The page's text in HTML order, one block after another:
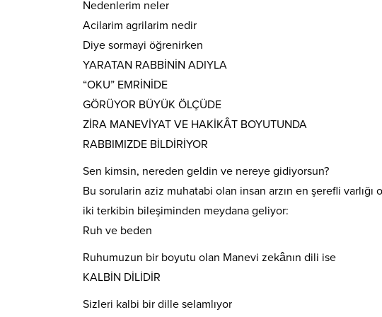
Nedenlerim neler
Acilarim agrilarim nedir
Diye sormayi öğrenirken
YARATAN RABBİNİN ADIYLA
“OKU” EMRİNİDE
GÖRÜYOR BÜYÜK ÖLÇÜDE
ZİRA MANEVİYAT VE HAKİKÂT BOYUTUNDA
RABBIMIZDE BİLDİRİYOR
Sen kimsin, nereden geldin ve nereye gidiyorsun?
Bu sorularin aziz muhatabi olan insan arzın en şerefli
iki terkibin bileşiminden meydana geliyor:
Ruh ve beden
Ruhumuzun bir boyutu olan Manevi zekânın dili ise
KALBİN DİLİDİR
Sizleri kalbi bir dille selamlıyor